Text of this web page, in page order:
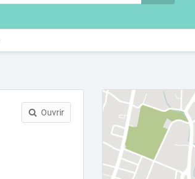
Ouvrir